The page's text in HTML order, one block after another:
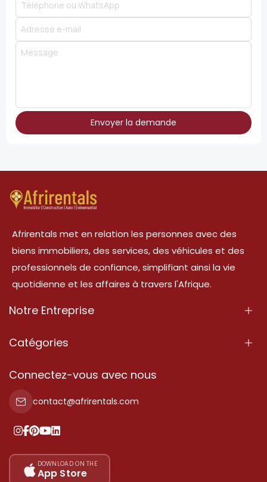
Envoyer la demande
Afrirentals met en relation les personnes avec des
biens immobiliers, des services, des véhicules et des
professionnels de confiance, simplifiant ainsi la vie
quotidienne et les affaires à travers l'Afrique.
Notre Entreprise
À Propos
Conditions d'Utilisation
Politique de Confidentialité
Nos tarifs
Plan du site
Catégories
Propriété
Propriété à vendre
Propriété à louer
Ajoutez votre témoignage
Connectez-vous avec nous
contact@afrirentals.com
DOWNLOAD ON THE
App Store